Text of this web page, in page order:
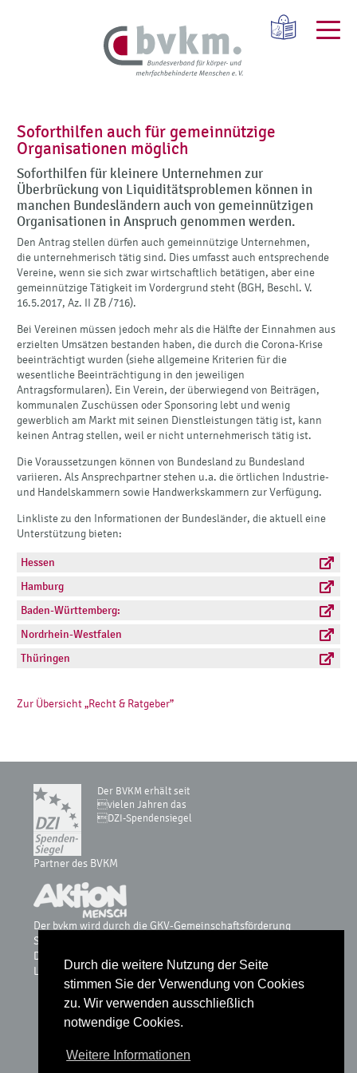
Durch die weitere Nutzung der Seite
stimmen Sie der Verwendung von Cookies
zu. Wir verwenden ausschließlich
notwendige Cookies.
Weitere Informationen
Soforthilfen auch für gemeinnützige
Organisationen möglich
Soforthilfen für kleinere Unternehmen zur
Überbrückung von Liquiditätsproblemen können in
manchen Bundesländern auch von gemeinnützigen
Organisationen in Anspruch genommen werden.
Den Antrag stellen dürfen auch gemeinnützige Unternehmen,
die unternehmerisch tätig sind. Dies umfasst auch entsprechende
Vereine, wenn sie sich zwar wirtschaftlich betätigen, aber eine
gemeinnützige Tätigkeit im Vordergrund steht (BGH, Beschl. V.
16.5.2017, Az. II ZB /716).
Bei Vereinen müssen jedoch mehr als die Hälfte der Einnahmen aus
erzielten Umsätzen bestanden haben, die durch die Corona-Krise
beeinträchtigt wurden (siehe allgemeine Kriterien für die
wesentliche Beeinträchtigung in den jeweiligen
Antragsformularen). Ein Verein, der überwiegend von Beiträgen,
kommunalen Zuschüssen oder Sponsoring lebt und wenig
gewerblich am Markt mit seinen Dienstleistungen tätig ist, kann
keinen Antrag stellen, weil er nicht unternehmerisch tätig ist.
Die Voraussetzungen können von Bundesland zu Bundesland
variieren. Als Ansprechpartner stehen u.a. die örtlichen Industrie-
und Handelskammern sowie Handwerkskammern zur Verfügung.
Linkliste zu den Informationen der Bundesländer, die aktuell eine
Unterstützung bieten:
Hessen
Hamburg
Baden-Württemberg:
Nordrhein-Westfalen
Thüringen
Zur Übersicht „Recht & Ratgeber”
Der BVKM erhält seit
vielen Jahren das
DZI-Spendensiegel
Partner des BVKM
Der bvkm wird durch die GKV-Gemeinschaftsförderung
Selbsthilfe auf Bundesebene, vdek, AOK-Bundesverband, BKK
Dachverband, IKK, Knappschaft & Sozialversicherung für
Landwirtschaft, Forsten und Gartenbau gefördert.